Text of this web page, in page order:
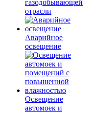
газодобывающей
отрасли
Аварийное
освещение
Освещение
автомоек и